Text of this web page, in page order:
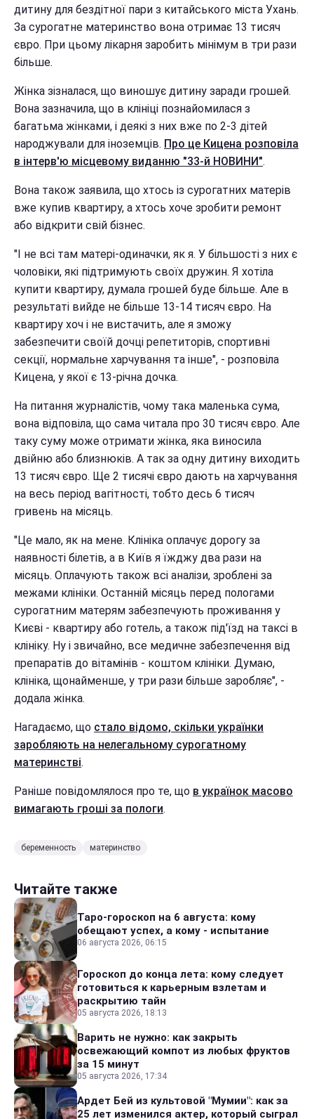
дитину для бездітної пари з китайського міста Ухань.
За сурогатне материнство вона отримає 13 тисяч
євро. При цьому лікарня заробить мінімум в три рази
більше.
Жінка зізналася, що виношує дитину заради грошей.
Вона зазначила, що в клініці познайомилася з
багатьма жінками, і деякі з них вже по 2-3 дітей
народжували для іноземців. Про це Кицена розповіла
в інтерв'ю місцевому виданню "33-й НОВИНИ".
Вона також заявила, що хтось із сурогатних матерів
вже купив квартиру, а хтось хоче зробити ремонт
або відкрити свій бізнес.
"І не всі там матері-одиначки, як я. У більшості з них є
чоловіки, які підтримують своїх дружин. Я хотіла
купити квартиру, думала грошей буде більше. Але в
результаті вийде не більше 13-14 тисяч євро. На
квартиру хоч і не вистачить, але я зможу
забезпечити своїй дочці репетиторів, спортивні
секції, нормальне харчування та інше", - розповіла
Кицена, у якої є 13-річна дочка.
На питання журналістів, чому така маленька сума,
вона відповіла, що сама читала про 30 тисяч євро. Але
таку суму може отримати жінка, яка виносила
двійню або близнюків. А так за одну дитину виходить
13 тисяч євро. Ще 2 тисячі євро дають на харчування
на весь період вагітності, тобто десь 6 тисяч
гривень на місяць.
"Це мало, як на мене. Клініка оплачує дорогу за
наявності білетів, а в Київ я їжджу два рази на
місяць. Оплачують також всі аналізи, зроблені за
межами клініки. Останній місяць перед пологами
сурогатним матерям забезпечують проживання у
Києві - квартиру або готель, а також під'їзд на таксі в
клініку. Ну і звичайно, все медичне забезпечення від
препаратів до вітамінів - коштом клініки. Думаю,
клініка, щонайменше, у три рази більше заробляє", -
додала жінка.
Нагадаємо, що стало відомо, скільки українки
заробляють на нелегальному сурогатному
материнстві.
Раніше повідомлялося про те, що в українок масово
вимагають гроші за пологи.
беременность материнство
Читайте также
Таро-гороскоп на 6 августа: кому
обещают успех, а кому - испытание
06 августа 2026, 06:15
Гороскоп до конца лета: кому следует
готовиться к карьерным взлетам и
раскрытию тайн
05 августа 2026, 18:13
Варить не нужно: как закрыть
освежающий компот из любых фруктов
за 15 минут
05 августа 2026, 17:34
Ардет Бей из культовой "Мумии": как за
25 лет изменился актер, который сыграл